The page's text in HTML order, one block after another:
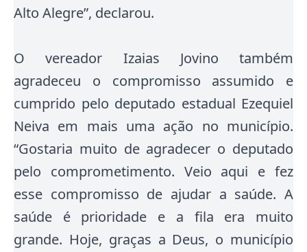
Alto Alegre”, declarou.
O vereador Izaias Jovino também
agradeceu o compromisso assumido e
cumprido pelo deputado estadual Ezequiel
Neiva em mais uma ação no município.
“Gostaria muito de agradecer o deputado
pelo comprometimento. Veio aqui e fez
esse compromisso de ajudar a saúde. A
saúde é prioridade e a fila era muito
grande. Hoje, graças a Deus, o município